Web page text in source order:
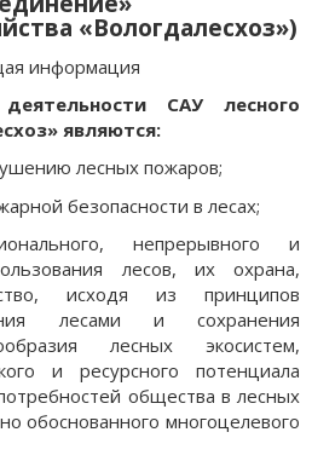
«Вологдалесхоз»)
САУ лесного
являются:
лесных пожаров;
безопасности в лесах;
непрерывного и
лесов, их охрана,
исходя из принципов
лесами и сохранения
лесных экосистем,
и ресурсного потенциала
общества в лесных
обоснованного многоцелевого